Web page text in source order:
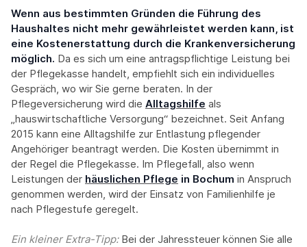
Wenn aus bestimmten Gründen die Führung des
Haushaltes nicht mehr gewährleistet werden kann, ist
eine Kostenerstattung durch die Krankenversicherung
möglich. Da es sich um eine antragspflichtige Leistung bei
der Pflegekasse handelt, empfiehlt sich ein individuelles
Gespräch, wo wir Sie gerne beraten. In der
Pflegeversicherung wird die Alltagshilfe als
„hauswirtschaftliche Versorgung“ bezeichnet. Seit Anfang
2015 kann eine Alltagshilfe zur Entlastung pflegender
Angehöriger beantragt werden. Die Kosten übernimmt in
der Regel die Pflegekasse. Im Pflegefall, also wenn
Leistungen der häuslichen Pflege in Bochum in Anspruch
genommen werden, wird der Einsatz von Familienhilfe je
nach Pflegestufe geregelt.
Ein kleiner Extra-Tipp:‍ Bei der Jahressteuer können Sie alle